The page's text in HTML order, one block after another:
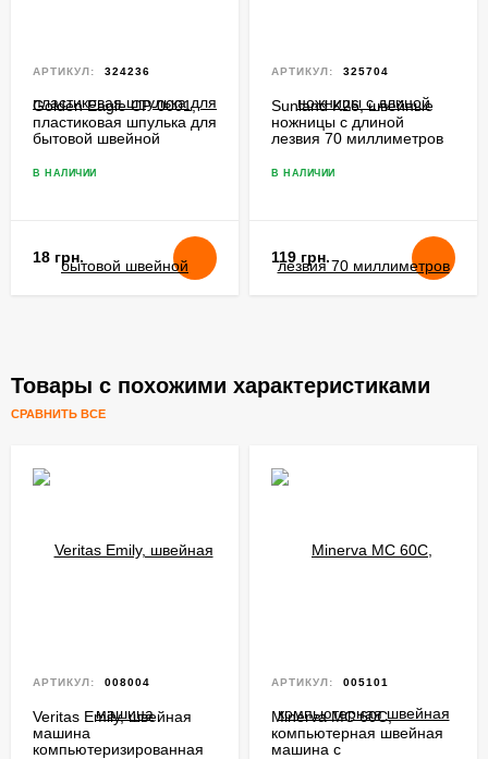
АРТИКУЛ: 324236
Golden Eagle CP-0001,
пластиковая шпулька для
бытовой швейной
В НАЛИЧИИ
18 грн.
АРТИКУЛ: 325704
Sunland K26, швейные
ножницы с длиной
лезвия 70 миллиметров
В НАЛИЧИИ
119 грн.
Товары с похожими характеристиками
СРАВНИТЬ ВСЕ
АРТИКУЛ: 008004
Veritas Emily, швейная
машина
компьютеризированная
АРТИКУЛ: 005101
Minerva MC 60C,
компьютерная швейная
машина с